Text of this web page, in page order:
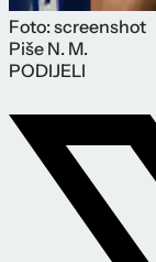
Foto: screenshot
Piše N. M.
PODIJELI